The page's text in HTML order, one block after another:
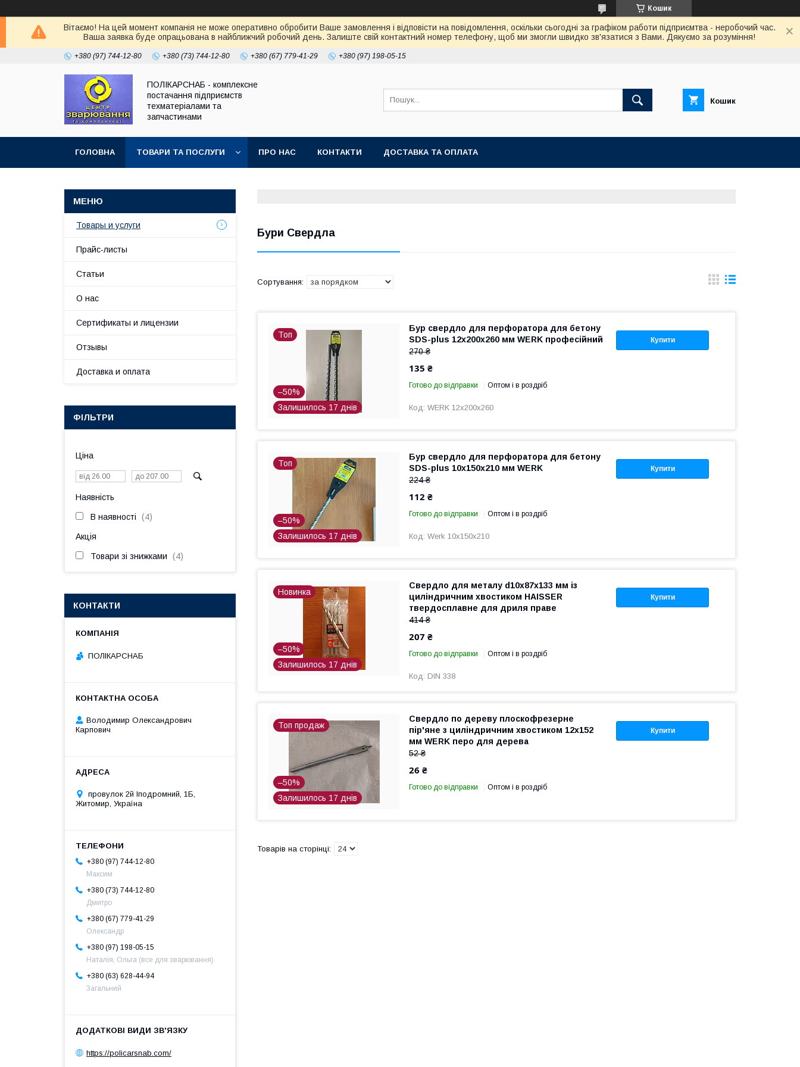
Кошик
Вітаємо! На цей момент компанія не може оперативно обробити Ваше замовлення і відповісти на повідомлення, оскільки сьогодні за графіком работи підприємтва - неробочий час.
Ваша заявка буде опрацьована в найближчий робочий день. Залиште свій контактний номер телефону, щоб ми змогли швидко зв'язатися з Вами. Дякуємо за розуміння!
+380 (97) 744-12-80 +380 (73) 744-12-80 +380 (67) 779-41-29 +380 (97) 198-05-15
ПОЛІКАРСНАБ - комплексне
постачання підприємств
техматеріалами та
запчастинами
Кошик
ГОЛОВНА ТОВАРИ ТА ПОСЛУГИ ПРО НАС КОНТАКТИ ДОСТАВКА ТА ОПЛАТА
Бури Свердла
Топ
–50%
Залишилось 17 днів
Купити
Бур свердло для перфоратора для бетону
SDS-plus 12х200х260 мм WERK професійний
270 ₴
135 ₴
Готово до відправки Оптом і в роздріб
WERK 12х200х260
Топ
–50%
Залишилось 17 днів
Купити
Бур свердло для перфоратора для бетону
SDS-plus 10х150х210 мм WERK
224 ₴
112 ₴
Готово до відправки Оптом і в роздріб
Werk 10х150х210
Новинка
–50%
Залишилось 17 днів
Купити
Свердло для металу d10х87х133 мм із
циліндричним хвостиком HAISSER
твердосплавне для дриля праве
414 ₴
207 ₴
Готово до відправки Оптом і в роздріб
DIN 338
Топ продаж
–50%
Залишилось 17 днів
Купити
Свердло по дереву плоскофрезерне
пір'яне з циліндричним хвостиком 12х152
мм WERK перо для дерева
52 ₴
26 ₴
Готово до відправки Оптом і в роздріб
Товары и услуги
Прайс-листы
Статьи
О нас
Сертификаты и лицензии
Отзывы
Доставка и оплата
ФІЛЬТРИ
Ціна
Наявність
В наявності 4
Акція
Товари зі знижками 4
КОНТАКТИ
ПОЛІКАРСНАБ
Володимир Олександрович
Карпович
провулок 2й Іподромний, 1Б,
Житомир, Україна
+380 (97) 744-12-80
Максим
+380 (73) 744-12-80
Дмитро
+380 (67) 779-41-29
Олександр
+380 (97) 198-05-15
Наталія, Ольга (все для зварювання)
+380 (63) 628-44-94
Загальний
https://policarsnab.com/